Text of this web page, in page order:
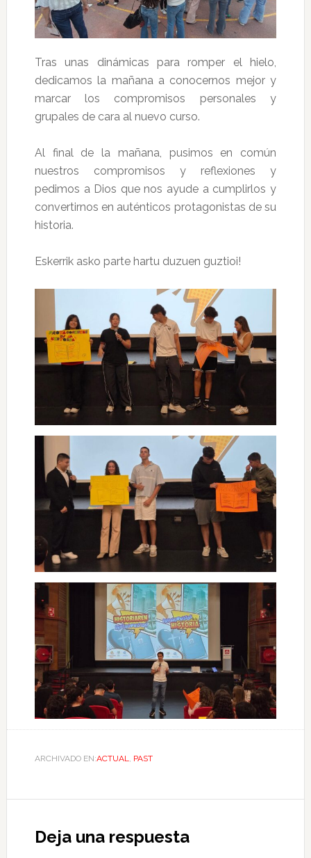
Tras unas dinámicas para romper el hielo,
dedicamos la mañana a conocernos mejor y
marcar los compromisos personales y
grupales de cara al nuevo curso.
Al final de la mañana, pusimos en común
nuestros compromisos y reflexiones y
pedimos a Dios que nos ayude a cumplirlos y
convertirnos en auténticos protagonistas de su
historia.
Eskerrik asko parte hartu duzuen guztioi!
ARCHIVADO EN:ACTUAL, PAST
Deja una respuesta